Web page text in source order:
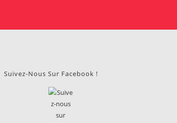
Suivez-Nous Sur Facebook !